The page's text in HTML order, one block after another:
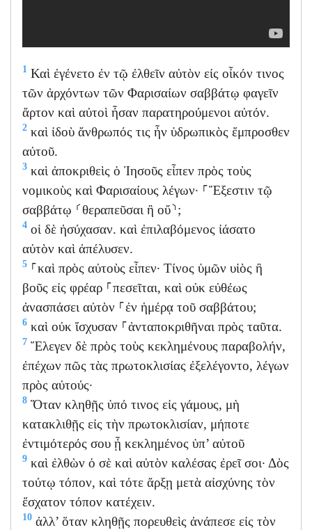
1 Καὶ ἐγένετο ἐν τῷ ἐλθεῖν αὐτὸν εἰς οἶκόν τινος
τῶν ἀρχόντων τῶν Φαρισαίων σαββάτῳ φαγεῖν
ἄρτον καὶ αὐτοὶ ἦσαν παρατηρούμενοι αὐτόν.
2 καὶ ἰδοὺ ἄνθρωπός τις ἦν ὑδρωπικὸς ἔμπροσθεν
αὐτοῦ.
3 καὶ ἀποκριθεὶς ὁ Ἰησοῦς εἶπεν πρὸς τοὺς
νομικοὺς καὶ Φαρισαίους λέγων· ⸀Ἔξεστιν τῷ
σαββάτῳ ⸂θεραπεῦσαι ἢ οὔ⸃;
4 οἱ δὲ ἡσύχασαν. καὶ ἐπιλαβόμενος ἰάσατο
αὐτὸν καὶ ἀπέλυσεν.
5 ⸀καὶ πρὸς αὐτοὺς εἶπεν· Τίνος ὑμῶν υἱὸς ἢ
βοῦς εἰς φρέαρ ⸀πεσεῖται, καὶ οὐκ εὐθέως
ἀνασπάσει αὐτὸν ⸀ἐν ἡμέρᾳ τοῦ σαββάτου;
6 καὶ οὐκ ἴσχυσαν ⸀ἀνταποκριθῆναι πρὸς ταῦτα.
7 Ἔλεγεν δὲ πρὸς τοὺς κεκλημένους παραβολήν,
ἐπέχων πῶς τὰς πρωτοκλισίας ἐξελέγοντο, λέγων
πρὸς αὐτούς·
8 Ὅταν κληθῇς ὑπό τινος εἰς γάμους, μὴ
κατακλιθῇς εἰς τὴν πρωτοκλισίαν, μήποτε
ἐντιμότερός σου ᾖ κεκλημένος ὑπ’ αὐτοῦ
9 καὶ ἐλθὼν ὁ σὲ καὶ αὐτὸν καλέσας ἐρεῖ σοι· Δὸς
τούτῳ τόπον, καὶ τότε ἄρξῃ μετὰ αἰσχύνης τὸν
ἔσχατον τόπον κατέχειν.
10 ἀλλ’ ὅταν κληθῇς πορευθεὶς ἀνάπεσε εἰς τὸν